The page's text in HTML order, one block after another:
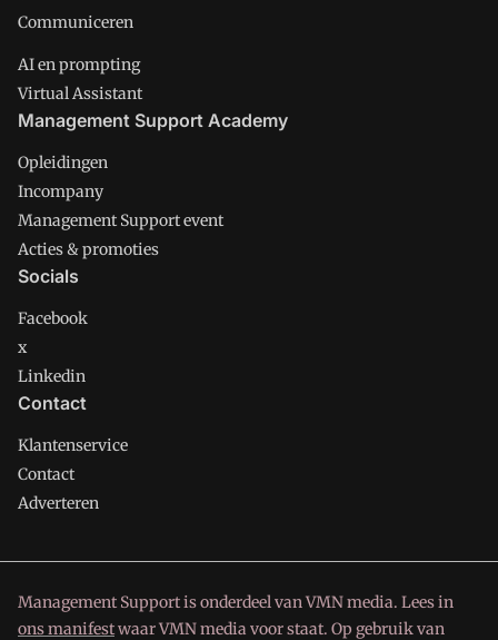
Communiceren
AI en prompting
Virtual Assistant
Management Support Academy
Opleidingen
Incompany
Management Support event
Acties & promoties
Socials
Facebook
x
Linkedin
Contact
Klantenservice
Contact
Adverteren
Management Support is onderdeel van VMN media. Lees in
ons manifestwaar VMN media voor staat. Op gebruik van